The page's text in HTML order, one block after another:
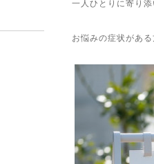
一人ひとりに寄り
お悩みの症状があ